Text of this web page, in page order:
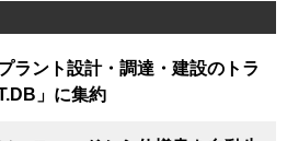
ラント設計・調達・建設のトラ
」に集約